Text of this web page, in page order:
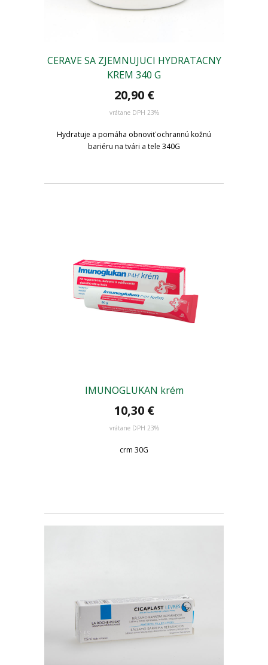
CERAVE SA ZJEMNUJUCI HYDRATACNY
KREM 340 G
20,90 €
vrátane DPH 23%
Hydratuje a pomáha obnoviť ochrannú kožnú
bariéru na tvári a tele 340G
IMUNOGLUKAN krém
10,30 €
vrátane DPH 23%
crm 30G